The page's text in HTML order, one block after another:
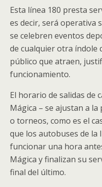
Esta línea 180 presta
es decir, será operativa
se celebren eventos
de cualquier otra índole
público que atraen,
funcionamiento.
El horario de salidas de
Mágica – se ajustan a
o torneos, como es el
que los autobuses de la
funcionar una hora
Mágica y finalizan su
final del último.